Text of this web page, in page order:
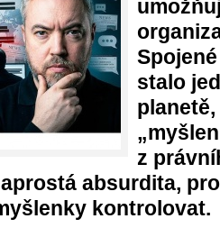
stalo
z
absurdita,
kontrolovat.